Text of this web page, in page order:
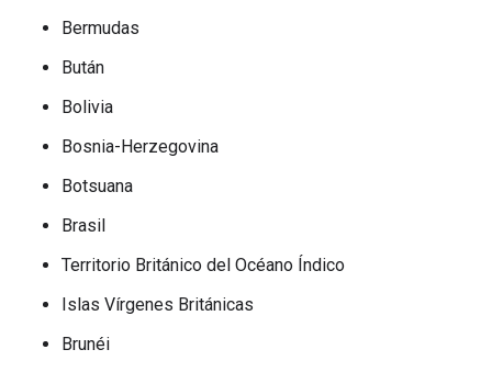
Bermudas
Bután
Bolivia
Bosnia-Herzegovina
Botsuana
Brasil
Territorio Británico del Océano Índico
Islas Vírgenes Británicas
Brunéi